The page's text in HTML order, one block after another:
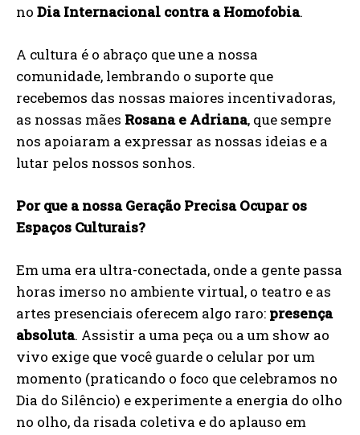
no Dia Internacional contra a Homofobia.
A cultura é o abraço que une a nossa
comunidade, lembrando o suporte que
recebemos das nossas maiores incentivadoras,
as nossas mães Rosana e Adriana, que sempre
nos apoiaram a expressar as nossas ideias e a
lutar pelos nossos sonhos.
Por que a nossa Geração Precisa Ocupar os
Espaços Culturais?
Em uma era ultra-conectada, onde a gente passa
horas imerso no ambiente virtual, o teatro e as
artes presenciais oferecem algo raro: presença
absoluta. Assistir a uma peça ou a um show ao
vivo exige que você guarde o celular por um
momento (praticando o foco que celebramos no
Dia do Silêncio) e experimente a energia do olho
no olho, da risada coletiva e do aplauso em